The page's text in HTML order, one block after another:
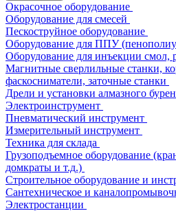
Окрасочное оборудование
Оборудование для смесей
Пескоструйное оборудование
Оборудование для ППУ
Оборудование для инъекции смол,
Магнитные сверлильные станки,
фаскосниматели, заточные станки
Дрели и установки алмазного
Электроинструмент
Пневматический инструмент
Измерительный инструмент
Техника для склада
Грузоподъемное оборудование
домкраты и т.д.)
Строительное оборудование и
Сантехническое и
Электростанции